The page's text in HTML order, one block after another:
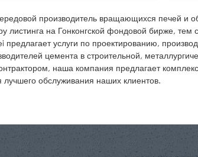
производитель вращающихся печей и
листинга на Гонконгской фондовой бирже,
услуги по проектированию,
цемента в строительной,
наша компания предлагает
обслуживания наших клиентов.